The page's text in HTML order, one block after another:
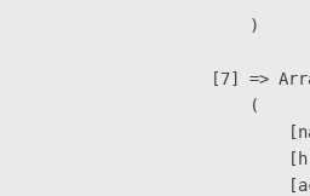
                        )
[7] =>
                        (